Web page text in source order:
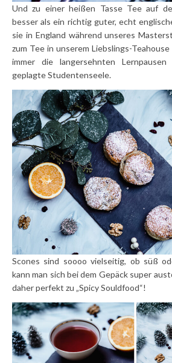
Und zu einer heißen Tasse Tee auf
besser als ein richtig guter, echt
sie in England während unseres
zum Tee in unserem Liebslings-
immer die langersehnten
geplagte Studentenseele.
Scones sind soooo vielseitig, ob süß
kann man sich bei dem Gepäck super
daher perfekt zu „Spicy Souldfood“!